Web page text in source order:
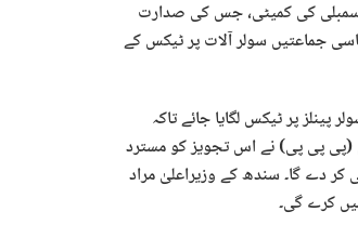
کی کمیٹی، جس کی صدارت
جماعتیں سولر آلات پر ٹیکس کے
سولر پینلز پر ٹیکس لگایا جائے تاکہ
(پی پی پی) نے اس تجویز کو مسترد
کر دے گا۔ سندھ کے وزیراعلیٰ مراد
کرے گی۔